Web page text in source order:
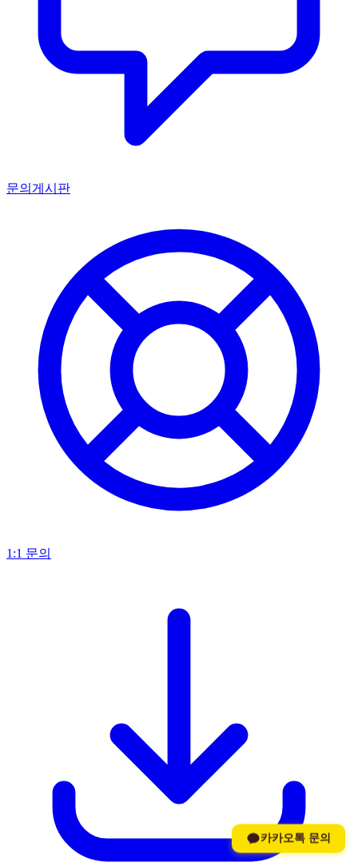
카카오톡 문의
문의게시판
1:1 문의